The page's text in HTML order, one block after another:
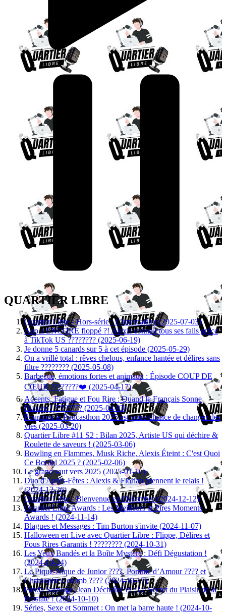
QUARTIER LIBRE
Quartier Libre - Hors-série : L’intercalaire (2025-07-03)
Apo a ENCORE floppé ?! Alexis connaît tous ses fails grâce
à TikTok US ???????? (2025-06-19)
Je donne 5 canards sur 5 à cet épisode (2025-05-29)
On a vrillé total : rêves chelous, enfance hantée et délires sans
filtre ???????? (2025-05-08)
Barbecue, émotions fortes et animaux : Épisode COUP DE
CŒUR ????????❤️ (2025-04-17)
Accents, Fatigue et Fou Rire : Quand le Français Sonne
Bizarre ! ????????️ (2025-04-03)
Pourquoi le Podcasthon 2025 est votre chance de changer des
vies (2025-03-20)
Quartier Libre #11 S2 : Bilan 2025, Artiste US qui déchire &
Roulette de saveurs ! (2025-03-06)
Bowling en Flammes, Musk Riche, Alexis Éteint : C'est Quoi
Ce Bordel 2025 ? (2025-02-06)
Le grand saut vers 2025 (2025-01-16)
Duo d'Après-Fêtes : Alexis & Florian prennent le relais !
(2024-12-26)
Quartier Libre - Bienvenue en Décembre (2024-12-12)
Quartier Libre Awards : Les Meilleurs et Pires Moments
Awards ! (2024-11-14)
Blagues et Messages : Tim Burton s'invite (2024-11-07)
Halloween en Live avec Quartier Libre : Flippe, Délires et
Fous Rires Garantis ! ???????? (2024-10-31)
Les Yeux Bandés et la Boîte Mystère : Défi Dégustation !
(2024-10-24)
Le Pique-Nique de Junior ????, Pomme d’Amour ???? et
Christophe Colomb ???? (2024-10-17)
Panda Sauvage, Jean Déchaîné et : Le Secret du Plaisir de la
Prostate ! (2024-10-10)
Séries, Sexe et Sommet : On met la barre haute ! (2024-10-